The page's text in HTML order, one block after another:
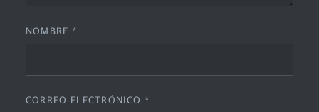
NOMBRE *
CORREO ELECTRÓNICO *